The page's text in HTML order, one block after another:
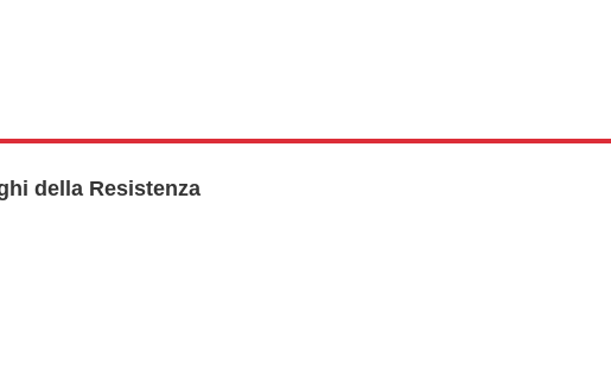
della Resistenza